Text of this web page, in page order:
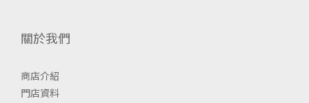
關於我們
商店介紹
門店資料